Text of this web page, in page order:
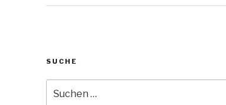
SUCHE
nach: